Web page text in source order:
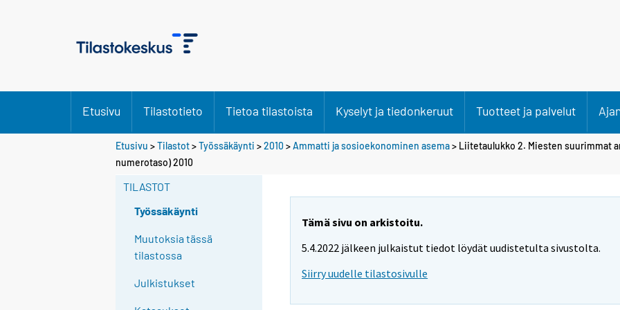
Etusivu Tilastotieto Tietoa tilastoista Kyselyt ja tiedonkeruut Tuotteet ja palvelut
Etusivu >Tilastot>Työssäkäynti >2010 >Ammatti ja sosioekonominen asema> Liitetaulukko 2. Miesten suurimmat
numerotaso) 2010
TILASTOT
Työssäkäynti
Muutoksia tässä
tilastossa
Julkistukset
Tämä sivu on arkistoitu.
5.4.2022 jälkeen julkaistut tiedot löydät uudistetulta sivustolta.
Siirry uudelle tilastosivulle